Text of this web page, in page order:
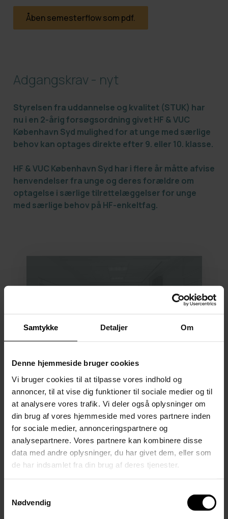
Samtykke Detaljer Om
Denne hjemmeside bruger cookies
Vi bruger cookies til at tilpasse vores indhold og
annoncer, til at vise dig funktioner til sociale medier og til
at analysere vores trafik. Vi deler også oplysninger om
din brug af vores hjemmeside med vores partnere inden
for sociale medier, annonceringspartnere og
analysepartnere. Vores partnere kan kombinere disse
data med andre oplysninger, du har givet dem, eller som
de har indsamlet fra din brug af deres tjenester.
Nødvendig
Åben semesterflow som pdf.
Adgangskrav - nyt
Styrelsen fra uddannelse og kvalitet (STUK) har
nu i en 2-årig forsøgsordning givet HF & VUC
København Syd mulighed for at unge med særlige
behov kan optages direkte efter 9. eller 10. klasse.
HF & VUC København Syd har i flere år måtte afvise
henvendelser fra unge og deres forældre om
optagelse i særlige tilrettelæggelser for unge
med særlige behov på HF-enkeltfag.
Mentorerne på HF Neurodivergent
Anne Jakshøj